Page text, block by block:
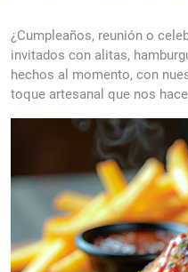
¿Cumpleaños, reunión o
invitados con alitas,
hechos al momento, con
toque artesanal que nos